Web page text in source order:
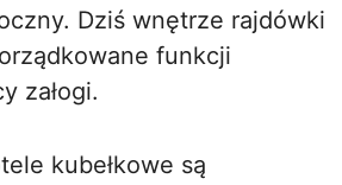
Dziś wnętrze rajdówki
funkcji
załogi.
kubełkowe są